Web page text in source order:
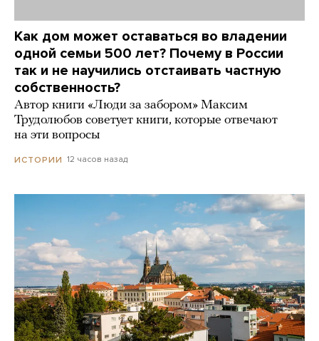
Как дом может оставаться во владении
одной семьи 500 лет? Почему в России
так и не научились отстаивать частную
собственность?
Автор книги «Люди за забором» Максим
Трудолюбов советует книги, которые отвечают
на эти вопросы
ИСТОРИИ 12 часов назад